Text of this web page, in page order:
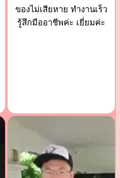
ของไม่เสียหาย ทำงานเร็ว
รู้สึกมืออาชีพค่ะ เยี่ยมค่ะ